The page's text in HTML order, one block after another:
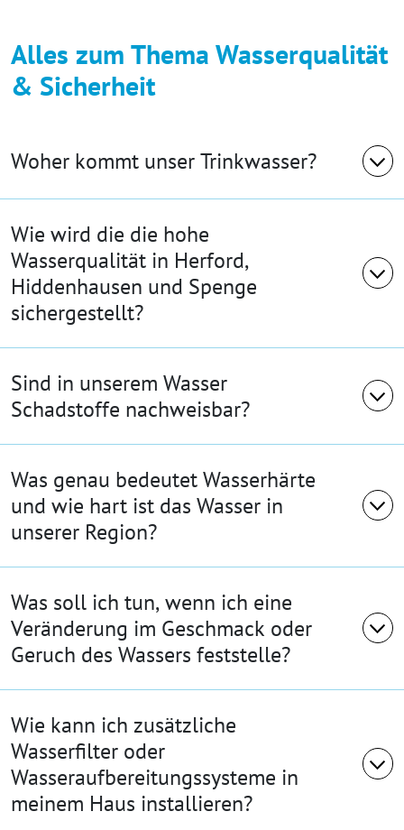
Alles zum Thema Wasserqualität
& Sicherheit
Woher kommt unser Trinkwasser?
Wie wird die die hohe
Wasserqualität in Herford,
Hiddenhausen und Spenge
sichergestellt?
Sind in unserem Wasser
Schadstoffe nachweisbar?
Was genau bedeutet Wasserhärte
und wie hart ist das Wasser in
unserer Region?
Was soll ich tun, wenn ich eine
Veränderung im Geschmack oder
Geruch des Wassers feststelle?
Wie kann ich zusätzliche
Wasserfilter oder
Wasseraufbereitungssysteme in
meinem Haus installieren?